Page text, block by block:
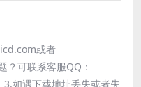
或者
可联系客服QQ：
如遇下载地址丢失或者失